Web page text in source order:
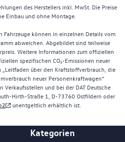
des Herstellers inkl. MwSt. Die Preise
Einbau und ohne Montage.
Fahrzeuge können in einzelnen Details vom
abweichen. Abgebildet sind teilweise
Weitere Informationen zum offiziellen
spezifischen CO₂-Emissionen neuer
über den Kraftstoffverbrauch, die
neuer Personenkraftwagen“
und bei der DAT Deutsche
Hirth-Straße 1, D-73760 Ostfildern oder
unentgeltlich erhältlich ist.
Kategorien